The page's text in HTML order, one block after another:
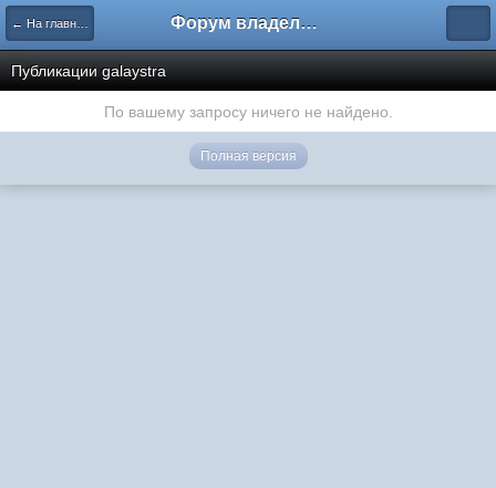
← На главную Форум владельцев интернет-магазинов
Публикации galaystra
По вашему запросу ничего не найдено.
Полная версия